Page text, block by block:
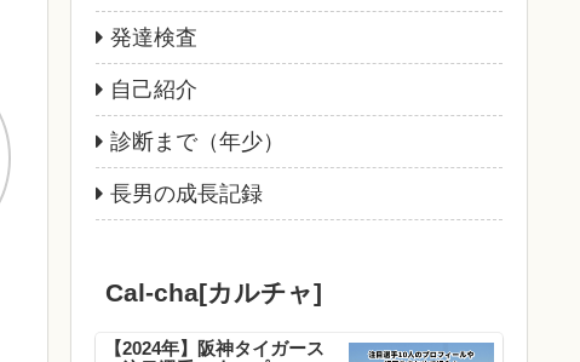
発達検査
自己紹介
診断まで（年少）
長男の成長記録
Cal-cha[カルチャ]
【2024年】阪神タイガース